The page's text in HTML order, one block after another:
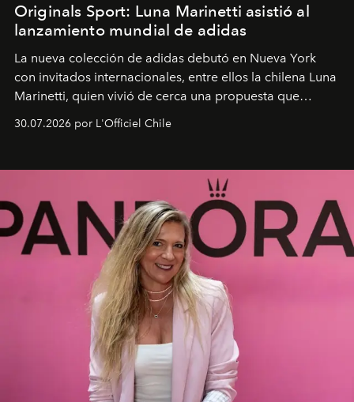
Originals Sport: Luna Marinetti asistió al
lanzamiento mundial de adidas
La nueva colección de adidas debutó en Nueva York
con invitados internacionales, entre ellos la chilena Luna
Marinetti, quien vivió de cerca una propuesta que
fusiona moda y rendimiento.
30.07.2026 por L'Officiel Chile